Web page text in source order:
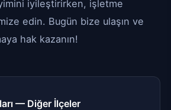
iyileştirirken, işletme
edin. Bugün bize ulaşın ve
hak kazanın!
— Diğer İlçeler